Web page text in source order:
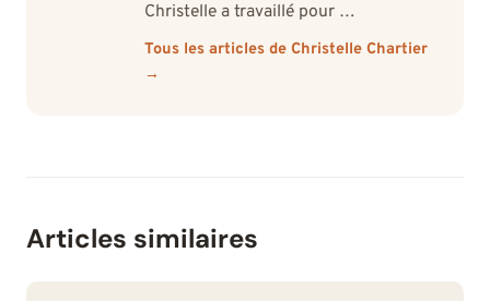
Christelle a travaillé pour …
Tous les articles de Christelle Chartier
→
Articles similaires